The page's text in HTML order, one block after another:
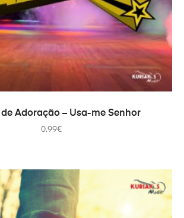
ADD TO CART
Adoração – Usa-me Senhor
0.99€